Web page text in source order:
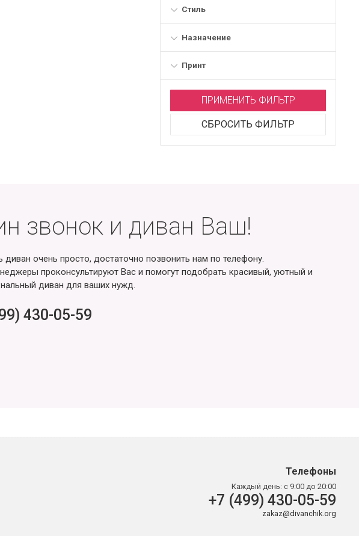
Стиль
Назначение
Принт
ПРИМЕНИТЬ ФИЛЬТР
СБРОСИТЬ ФИЛЬТР
звонок и диван Ваш!
диван очень просто, достаточно позвонить нам по телефону.
проконсультируют Вас и помогут подобрать красивый, уютный и
диван для ваших нужд.
430-05-59
Телефоны
Каждый день: с 9:00 до 20:00
+7 (499) 430-05-59
zakaz@divanchik.org